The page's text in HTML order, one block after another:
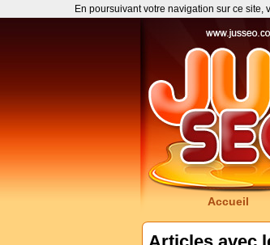
Accueil
En poursuivant votre navigation sur ce site,